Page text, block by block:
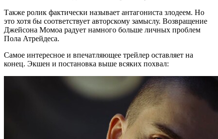
Также ролик фактически называет антагониста злодеем. Но
это хотя бы соответствует авторскому замыслу. Возвращение
Джейсона Момоа радует намного больше личных проблем
Пола Атрейдеса.
Самое интересное и впечатляющее трейлер оставляет на
конец. Экшен и постановка выше всяких похвал: